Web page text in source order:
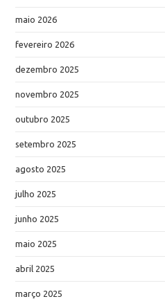
maio 2026
fevereiro 2026
dezembro 2025
novembro 2025
outubro 2025
setembro 2025
agosto 2025
julho 2025
junho 2025
maio 2025
abril 2025
março 2025